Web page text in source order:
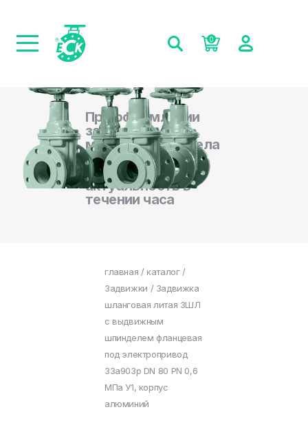
0
При оформлении
заказа на сайте,
менеджеры отдела
продаж
подтверждают
актуальность в
течении часа
главная / каталог/
Задвижки / Задвижка
шланговая литая ЗШЛ
с выдвижным
шпинделем фланцевая
под электропривод
33а903р DN 80 PN 0,6
МПа У1, корпус
алюминий